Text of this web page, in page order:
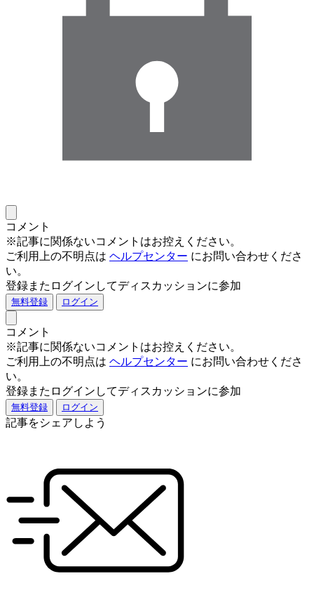
コメント
※記事に関係ないコメントはお控えください。
ご利用上の不明点は ヘルプセンター にお問い合わせくださ
い。
登録またログインしてディスカッションに参加
無料登録 ログイン
コメント
※記事に関係ないコメントはお控えください。
ご利用上の不明点は ヘルプセンター にお問い合わせくださ
い。
登録またログインしてディスカッションに参加
無料登録 ログイン
記事をシェアしよう